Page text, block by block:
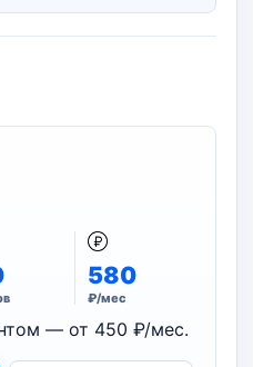
580
₽/мес
— от 450 ₽/мес.